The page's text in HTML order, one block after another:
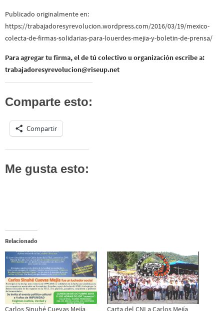
Publicado originalmente en:
https://trabajadoresyrevolucion.wordpress.com/2016/03/19/mexico-
colecta-de-firmas-solidarias-para-louerdes-mejia-y-boletin-de-prensa/
Para agregar tu firma, el de tú colectivo u organización escribe a:
trabajadoresyrevolucion@riseup.net
Comparte esto:
Compartir
Me gusta esto:
Relacionado
Carlos Sinuhé Cuevas Mejía Carta del CNI a Carlos Mejía